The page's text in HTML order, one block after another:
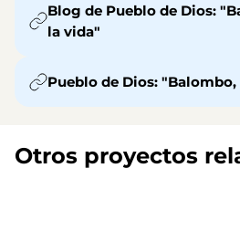
Blog de Pueblo de Dios:
la vida"
Pueblo de Dios:
Otros proyectos